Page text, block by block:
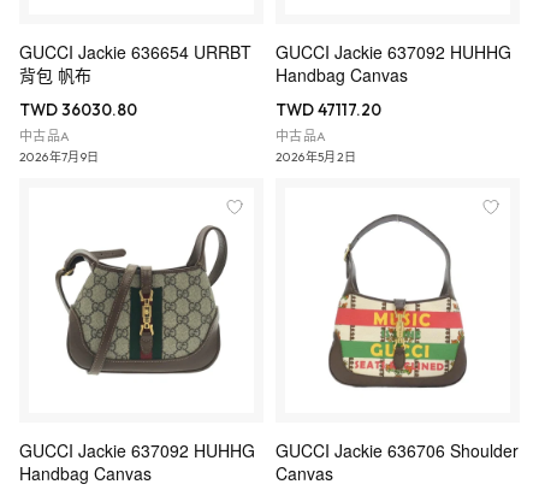
GUCCI Jackie 636654 URRBT
背包 帆布
TWD 36030.80
中古品A
2026年7月9日
GUCCI Jackie 637092 HUHHG
Handbag Canvas
TWD 47117.20
中古品A
2026年5月2日
GUCCI Jackie 637092 HUHHG
Handbag Canvas
GUCCI Jackie 636706 Shoulder
Canvas